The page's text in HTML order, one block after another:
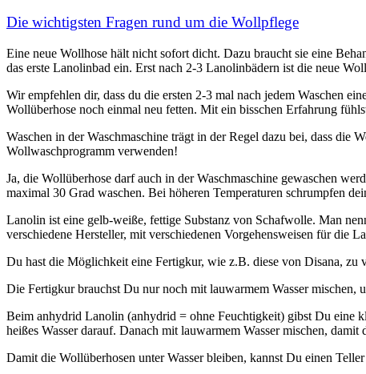
Die wichtigsten Fragen rund um die Wollpflege
Eine neue Wollhose hält nicht sofort dicht. Dazu braucht sie eine
das erste Lanolinbad ein. Erst nach 2-3 Lanolinbädern ist die neue
Wir empfehlen dir, dass du die ersten 2-3 mal nach jedem Waschen
Wollüberhose noch einmal neu fetten. Mit ein bisschen Erfahrung
Waschen in der Waschmaschine trägt in der Regel dazu bei, dass
Wollwaschprogramm verwenden!
Ja, die Wollüberhose darf auch in der Waschmaschine gewaschen
maximal 30 Grad waschen. Bei höheren Temperaturen schrumpfen
Lanolin ist eine gelb-weiße, fettige Substanz von Schafwolle. Man
verschiedene Hersteller, mit verschiedenen Vorgehensweisen für die
Du hast die Möglichkeit eine Fertigkur, wie z.B. diese von Disana,
Die Fertigkur brauchst Du nur noch mit lauwarmem Wasser mischen,
Beim anhydrid Lanolin (anhydrid = ohne Feuchtigkeit) gibst Du eine
heißes Wasser darauf. Danach mit lauwarmem Wasser mischen,
Damit die Wollüberhosen unter Wasser bleiben, kannst Du einen